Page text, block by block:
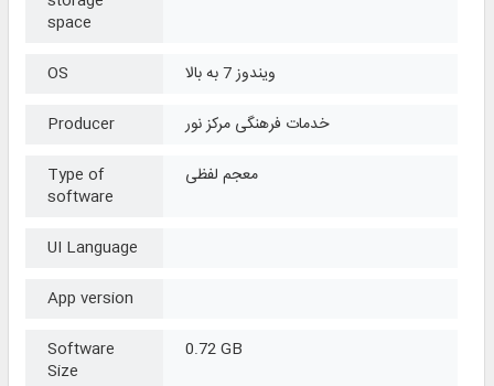
space
OS
ویندوز 7 به بالا
Producer
خدمات فرهنگی مرکز نور
Type of
software
معجم لفظی
UI Language
App version
Software
Size
0.72 GB